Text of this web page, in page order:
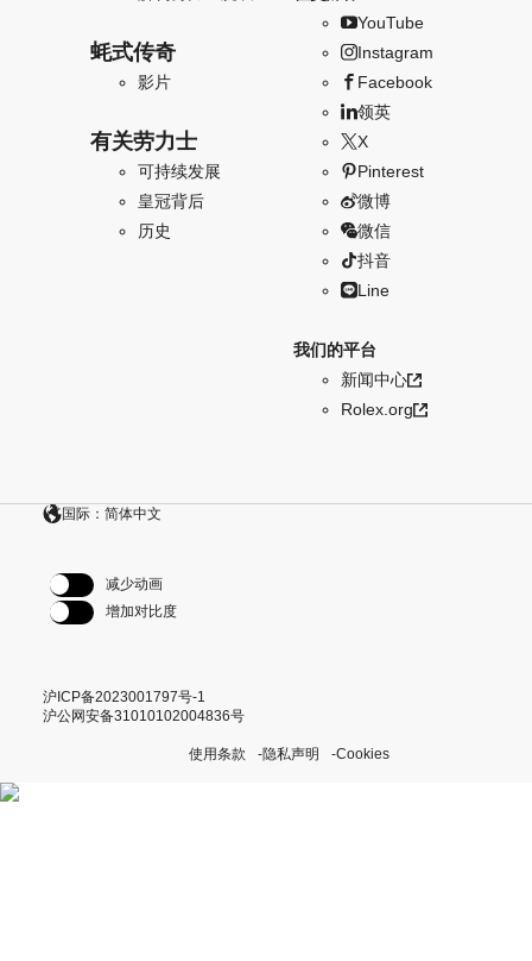
蚝式传奇
影片
有关劳力士
可持续发展
皇冠背后
历史
YouTube
Instagram
Facebook
领英
X
Pinterest
微博
微信
抖音
Line
我们的平台
新闻中心
Rolex.org
国际：简体中文
减少动画
增加对比度
沪ICP备2023001797号-1
沪公网安备31010102004836号
使用条款 隐私声明 Cookies